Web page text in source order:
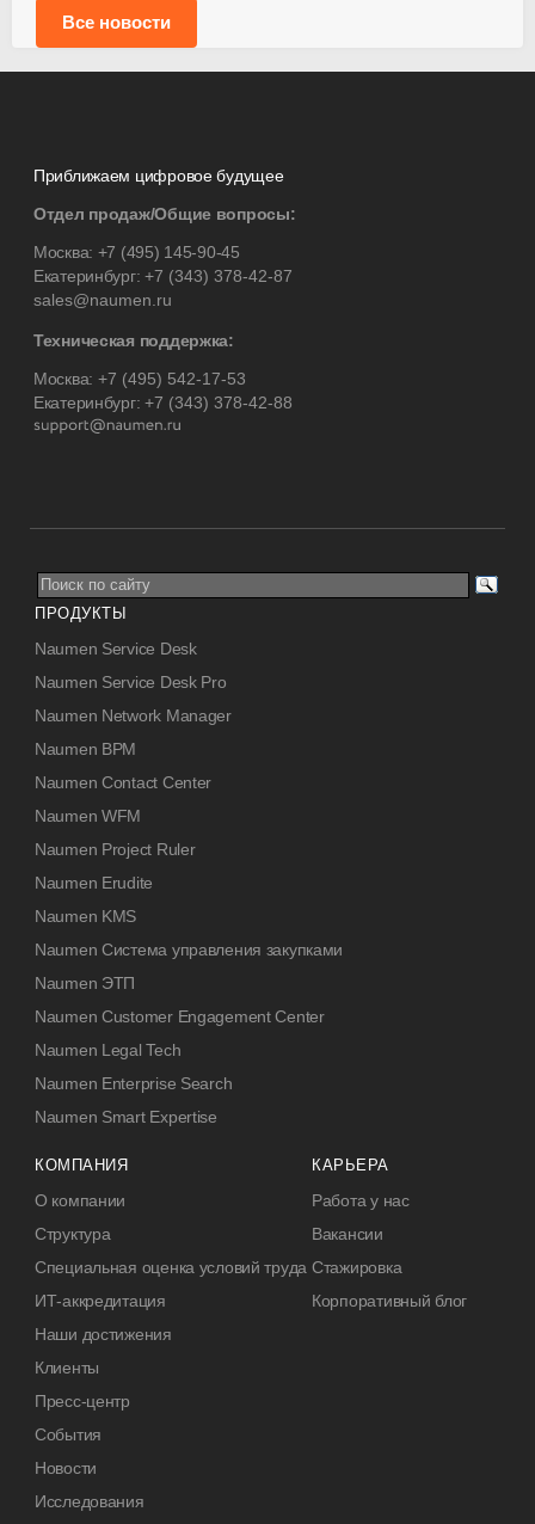
Все новости
Приближаем цифровое будущее
Отдел продаж/Общие вопросы:
Москва: +7 (495) 145-90-45
Екатеринбург:+7 (343) 378-42-87
sales@naumen.ru
Техническая поддержка:
Москва: +7 (495) 542-17-53
Екатеринбург:+7 (343) 378-42-88
ПРОДУКТЫ
Naumen Service Desk
Naumen Service Desk Pro
Naumen Network Manager
Naumen BPM
Naumen Contact Center
Naumen WFM
Naumen Project Ruler
Naumen Erudite
Naumen KMS
Naumen Система управления закупками
Naumen ЭТП
Naumen Customer Engagement Center
Naumen Legal Tech
Naumen Enterprise Search
Naumen Smart Expertise
КОМПАНИЯ
О компании
Структура
Специальная оценка условий труда
ИТ-аккредитация
Наши достижения
Клиенты
Пресс-центр
События
Новости
Исследования
КАРЬЕРА
Работа у нас
Вакансии
Стажировка
Корпоративный блог